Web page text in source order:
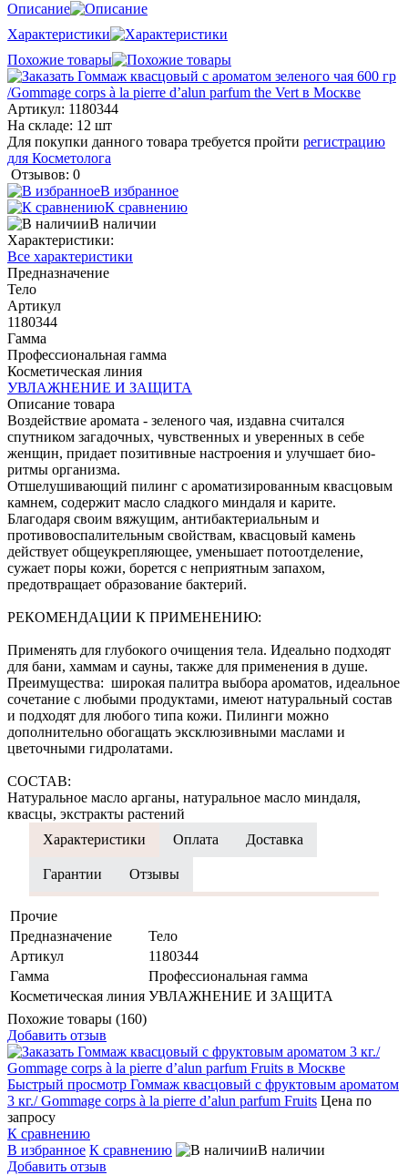
Описание
Характеристики
Похожие товары
Артикул: 1180344
На складе: 12 шт
Для покупки данного товара требуется пройти регистрацию
для Косметолога
Отзывов: 0
В избранное
К сравнению
В наличии
Характеристики:
Все характеристики
Предназначение
Тело
Артикул
1180344
Гамма
Профессиональная гамма
Косметическая линия
УВЛАЖНЕНИЕ И ЗАЩИТА
Описание товара
Воздействие аромата - зеленого чая, издавна считался
спутником загадочных, чувственных и уверенных в себе
женщин, придает позитивные настроения и улучшает био-
ритмы организма.
Отшелушивающий пилинг с ароматизированным квасцовым
камнем, содержит масло сладкого миндаля и карите.
Благодаря своим вяжущим, антибактериальным и
противовоспалительным свойствам, квасцовый камень
действует общеукрепляющее, уменьшает потоотделение,
сужает поры кожи, борется с неприятным запахом,
предотвращает образование бактерий.
РЕКОМЕНДАЦИИ К ПРИМЕНЕНИЮ:
Применять для глубокого очищения тела. Идеально подходят
для бани, хаммам и сауны, также для применения в душе.
Преимущества: широкая палитра выбора ароматов, идеальное
сочетание с любыми продуктами, имеют натуральный состав
и подходят для любого типа кожи. Пилинги можно
дополнительно обогащать эксклюзивными маслами и
цветочными гидролатами.
СОСТАВ:
Натуральное масло арганы, натуральное масло миндаля,
квасцы, экстракты растений
Характеристики
Оплата Доставка
Гарантии Отзывы
Прочие
Предназначение
Тело
Артикул
1180344
Гамма
Профессиональная гамма
Косметическая линия УВЛАЖНЕНИЕ И ЗАЩИТА
Похожие товары (160)
Добавить отзыв
Быстрый просмотр Гоммаж квасцовый с фруктовым ароматом
3 кг./ Gommage corps à la pierre d’alun parfum Fruits Цена по
запросу
К сравнению
В избранное К сравнению
В наличии
Добавить отзыв